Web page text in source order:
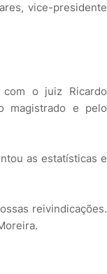
vice-presidente
com o juiz Ricardo
magistrado e pelo
as estatísticas e
reivindicações.